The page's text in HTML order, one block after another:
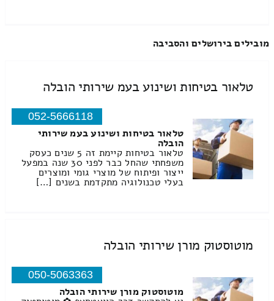
מובילים בירושלים והסביבה
טלאור בטיחות ושינוע בעמ שירותי הובלה
052-5666118
טלאור בטיחות ושינוע בעמ שירותי
הובלה
טלאור בטיחות קיימת זה 5 שנים כעסק
משפחתי שהחל כבר לפני 30 שנה במפעל
ייצור ופיתוח של מוצרי גומי ומוצרים
בעלי טכנולוגיה מתקדמת בשנים […]
מוטוסטוק מורן שירותי הובלה
050-5063363
מוטוסטוק מורן שירותי הובלה